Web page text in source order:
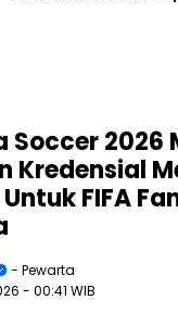
Soccer 2026
Kredensial
FIFA
- Pewarta
- 00:41 WIB